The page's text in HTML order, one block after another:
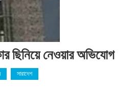
ছিনিয়ে নেওয়ার অভিযোগ
সারাদেশ